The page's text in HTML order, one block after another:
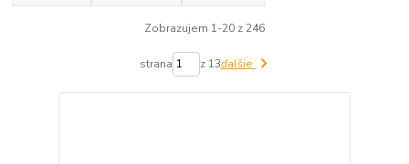
Zobrazujem 1-20 z 246
strana z 13ďalšie